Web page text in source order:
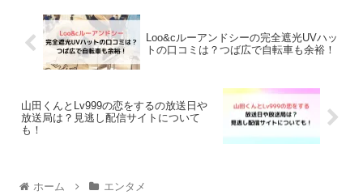
Loo&cルーアンドシーの完全遮光UVハッ
トの口コミは？つば広で自転車も余裕！
山田くんとLv999の恋をするの放送日や
放送局は？見逃し配信サイトについて
も！
ホーム エンタメ